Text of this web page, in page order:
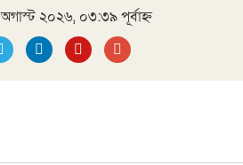
২০২৬, ০৩:৩৯ পূর্বাহ্ন